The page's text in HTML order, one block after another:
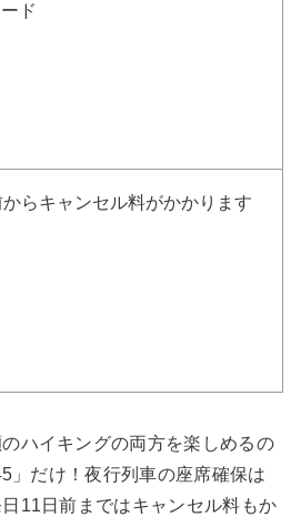
ド
らキャンセル料がかかります
ハイキングの両方を楽しめるの
」だけ！夜行列車の座席確保は
11日前まではキャンセル料もか